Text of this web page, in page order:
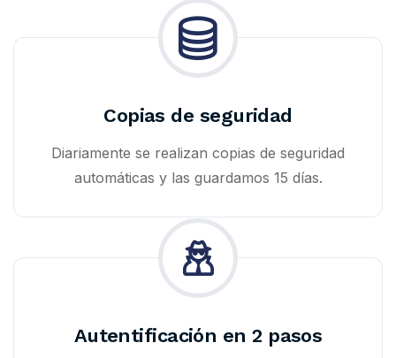
Copias de seguridad
Diariamente se realizan copias de seguridad
automáticas y las guardamos 15 días.
Autentificación en 2 pasos